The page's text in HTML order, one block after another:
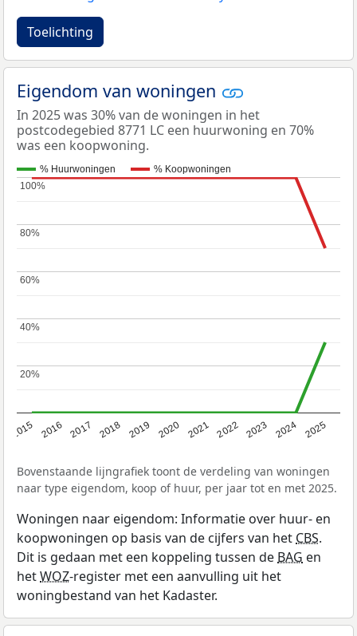
Toelichting
Eigendom van woningen
In 2025 was 30% van de woningen in het
postcodegebied 8771 LC een huurwoning en 70%
was een koopwoning.
% Huurwoningen % Koopwoningen
2015 2016 2017 2018 2019 2020 2021 2022 2023 2024 2025
20%
20%
40%
40%
60%
60%
80%
80%
100%
100%
Bovenstaande lijngrafiek toont de verdeling van woningen
naar type eigendom, koop of huur, per jaar tot en met 2025.
Woningen naar eigendom: Informatie over huur- en
koopwoningen op basis van de cijfers van het CBS.
Dit is gedaan met een koppeling tussen de BAG en
hetWOZ-register met een aanvulling uit het
woningbestand van het Kadaster.